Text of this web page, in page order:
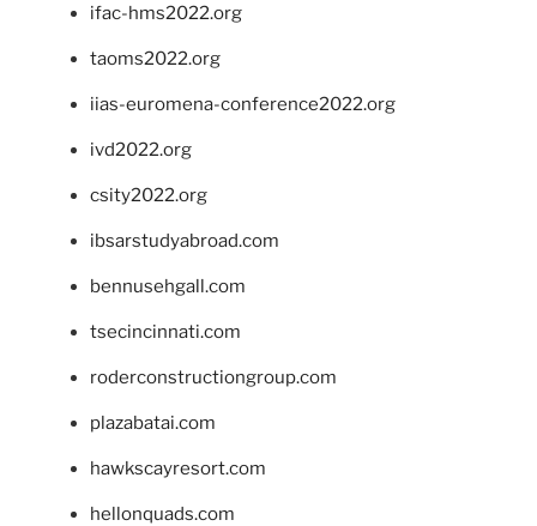
ifac-hms2022.org
taoms2022.org
iias-euromena-conference2022.org
ivd2022.org
csity2022.org
ibsarstudyabroad.com
bennusehgall.com
tsecincinnati.com
roderconstructiongroup.com
plazabatai.com
hawkscayresort.com
hellonquads.com